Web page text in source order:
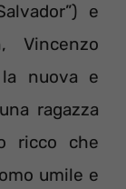
e
Vincenzo
la nuova e
ragazza
ricco che
umile e